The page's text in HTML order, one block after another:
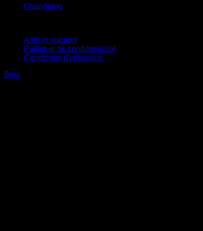
Changelog
Aide et support
Politique de confidentialité
Conditions d'utilisation
Blog